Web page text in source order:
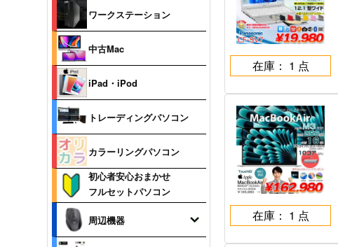
在庫： 1 点
在庫： 1 点
ワークステーション
中古Mac
iPad・iPod
トレーディングパソコン
カラーリングパソコン
初心者安心おまかせ
フルセットパソコン
周辺機器